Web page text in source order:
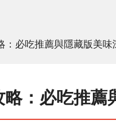
：必吃推薦與隱藏版美味
：必吃推薦